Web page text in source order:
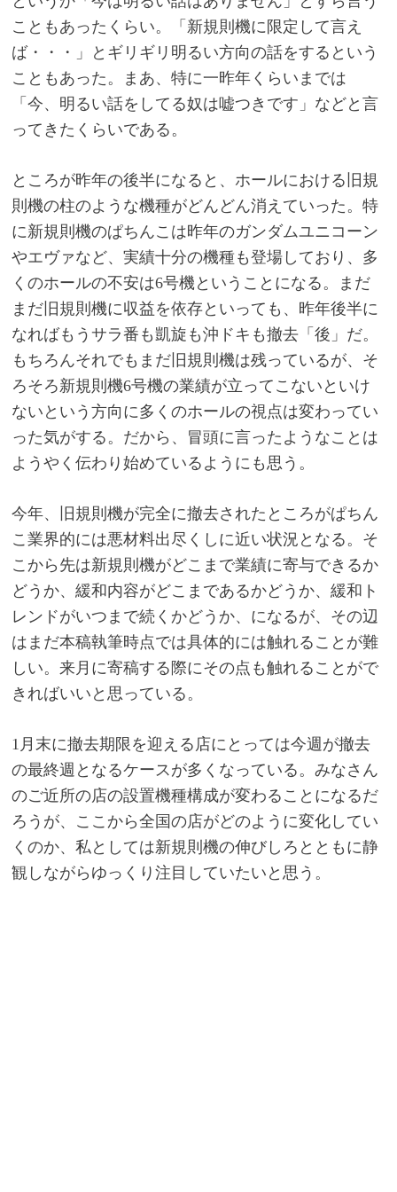
こともあったくらい。「新規則機に限定して言え
ば・・・」とギリギリ明るい方向の話をするという
こともあった。まあ、特に一昨年くらいまでは
「今、明るい話をしてる奴は嘘つきです」などと言
ってきたくらいである。
ところが昨年の後半になると、ホールにおける旧規
則機の柱のような機種がどんどん消えていった。特
に新規則機のぱちんこは昨年のガンダムユニコーン
やエヴァなど、実績十分の機種も登場しており、多
くのホールの不安は6号機ということになる。まだ
まだ旧規則機に収益を依存といっても、昨年後半に
なればもうサラ番も凱旋も沖ドキも撤去「後」だ。
もちろんそれでもまだ旧規則機は残っているが、そ
ろそろ新規則機6号機の業績が立ってこないといけ
ないという方向に多くのホールの視点は変わってい
った気がする。だから、冒頭に言ったようなことは
ようやく伝わり始めているようにも思う。
今年、旧規則機が完全に撤去されたところがぱちん
こ業界的には悪材料出尽くしに近い状況となる。そ
こから先は新規則機がどこまで業績に寄与できるか
どうか、緩和内容がどこまであるかどうか、緩和ト
レンドがいつまで続くかどうか、になるが、その辺
はまだ本稿執筆時点では具体的には触れることが難
しい。来月に寄稿する際にその点も触れることがで
きればいいと思っている。
1 月末に撤去期限を迎える店にとっては今週が撤去
の最終週となるケースが多くなっている。みなさん
のご近所の店の設置機種構成が変わることになるだ
ろうが、ここから全国の店がどのように変化してい
くのか、私としては新規則機の伸びしろとともに静
観しながらゆっくり注目していたいと思う。